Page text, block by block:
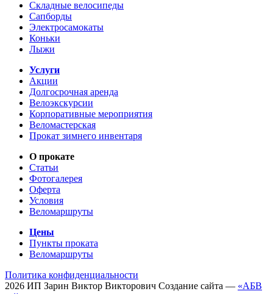
Складные велосипеды
Сапборды
Электросамокаты
Коньки
Лыжи
Услуги
Акции
Долгосрочная аренда
Велоэкскурсии
Корпоративные мероприятия
Веломастерская
Прокат зимнего инвентаря
О прокате
Статьи
Фотогалерея
Оферта
Условия
Веломаршруты
Цены
Пункты проката
Веломаршруты
Политика конфиденциальности
2026 ИП Зарин Виктор Викторович Создание сайта — «АБВ